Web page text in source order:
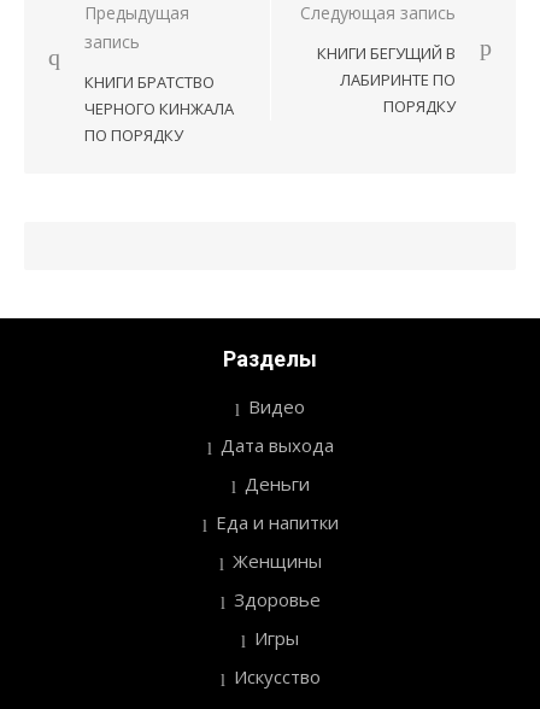
Навигация
по
записям
Предыдущая
запись
КНИГИ БРАТСТВО
ЧЕРНОГО КИНЖАЛА
ПО ПОРЯДКУ
Следующая запись
КНИГИ БЕГУЩИЙ В
ЛАБИРИНТЕ ПО
ПОРЯДКУ
Разделы
Видео
Дата выхода
Деньги
Еда и напитки
Женщины
Здоровье
Игры
Искусство